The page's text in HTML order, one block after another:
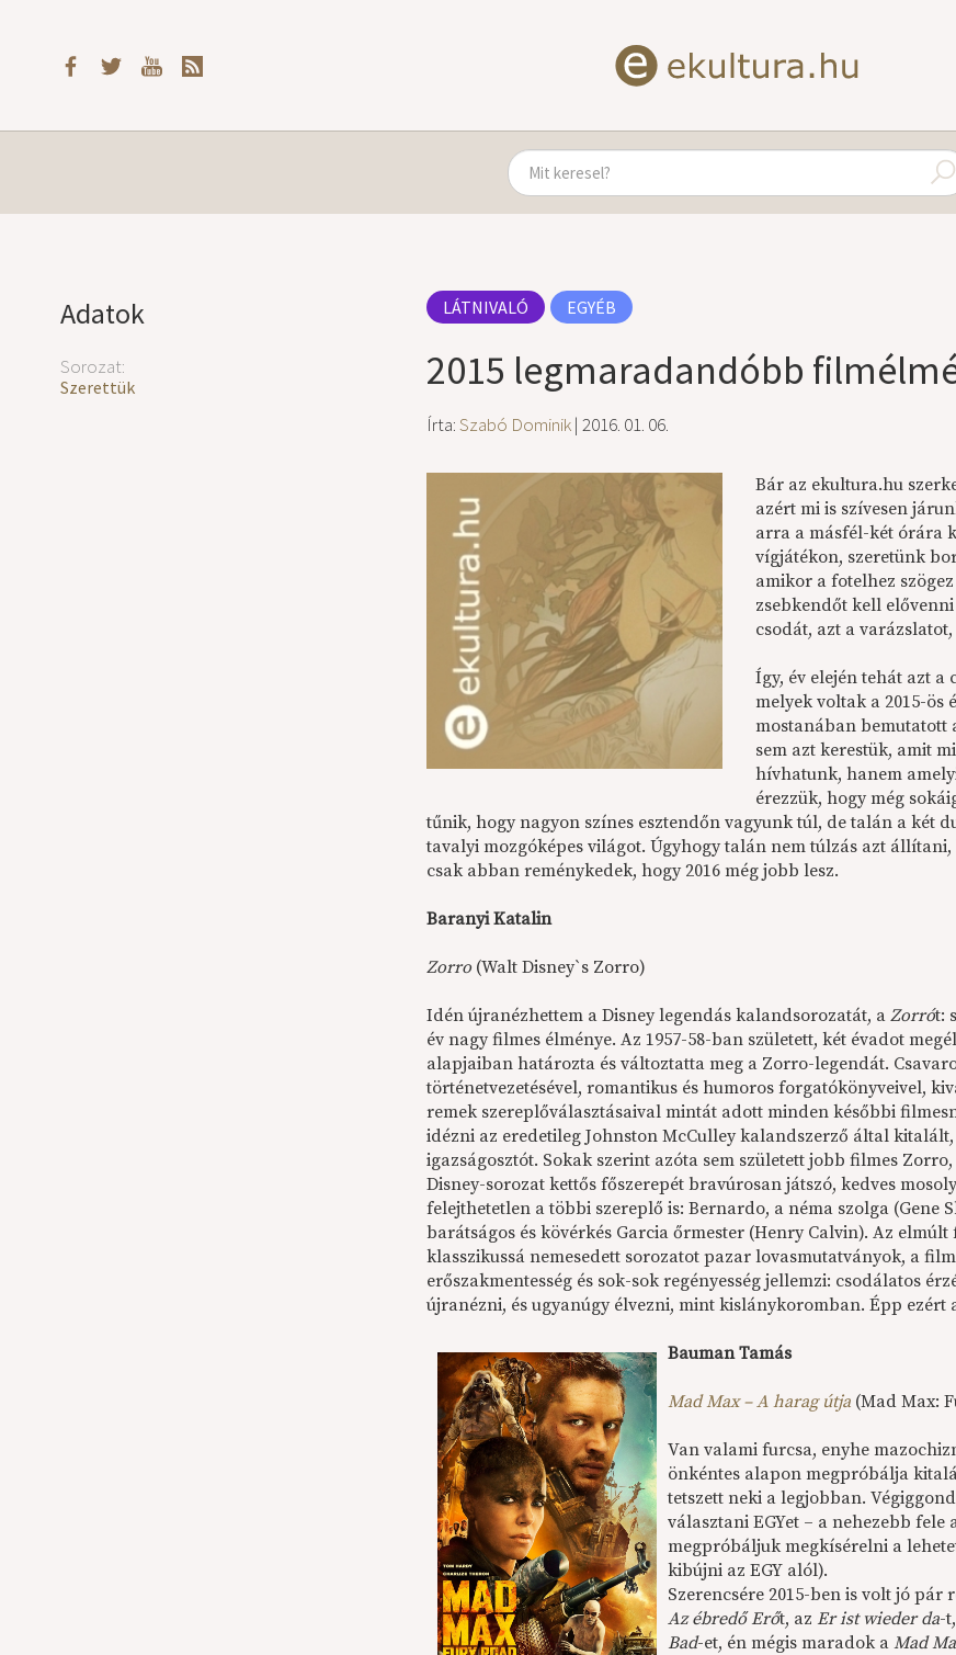
Adatok
Sorozat:
Szerettük
LÁTNIVALÓ EGYÉB
2015 legmaradandóbb
Írta:Szabó Dominik| 2016. 01. 06.
Bár az ekultura.hu
azért mi is szívesen
arra a másfél-két órára
vígjátékon, szeretünk
amikor a fotelhez
zsebkendőt kell
csodát, azt a
Így, év elején tehát azt a
melyek voltak a 2015-ös
mostanában bemutatott
sem azt kerestük, amit
hívhatunk, hanem
érezzük, hogy még
tűnik, hogy nagyon színes esztendőn vagyunk túl, de talán a két
tavalyi mozgóképes világot. Úgyhogy talán nem túlzás azt
csak abban reménykedek, hogy 2016 még jobb lesz.
Baranyi Katalin
Zorro (Walt Disney`s Zorro)
Idén újranézhettem a Disney legendás kalandsorozatát, aZorrót:
év nagy filmes élménye. Az 1957-58-ban született, két évadot
alapjaiban határozta és változtatta meg a Zorro-legendát.
történetvezetésével, romantikus és humoros forgatókönyveivel,
remek szereplőválasztásaival mintát adott minden későbbi
idézni az eredetileg Johnston McCulley kalandszerző által
igazságosztót. Sokak szerint azóta sem született jobb filmes
Disney-sorozat kettős főszerepét bravúrosan játszó, kedves
felejthetetlen a többi szereplő is: Bernardo, a néma szolga (Gene
barátságos és kövérkés Garcia őrmester (Henry Calvin). Az
klasszikussá nemesedett sorozatot pazar lovasmutatványok, a
erőszakmentesség és sok-sok regényesség jellemzi: csodálatos
újranézni, és ugyanúgy élvezni, mint kislánykoromban. Épp ezért
Bauman Tamás
Mad Max – A harag útja (Mad Max:
Van valami furcsa, enyhe
önkéntes alapon megpróbálja
tetszett neki a legjobban.
választani EGYet – a nehezebb
megpróbáljuk megkísérelni a
kibújni az EGY alól).
Szerencsére 2015-ben is volt jó
Az ébredő Erőt, azEr ist wieder da-
Bad-et, én mégis maradok aMad